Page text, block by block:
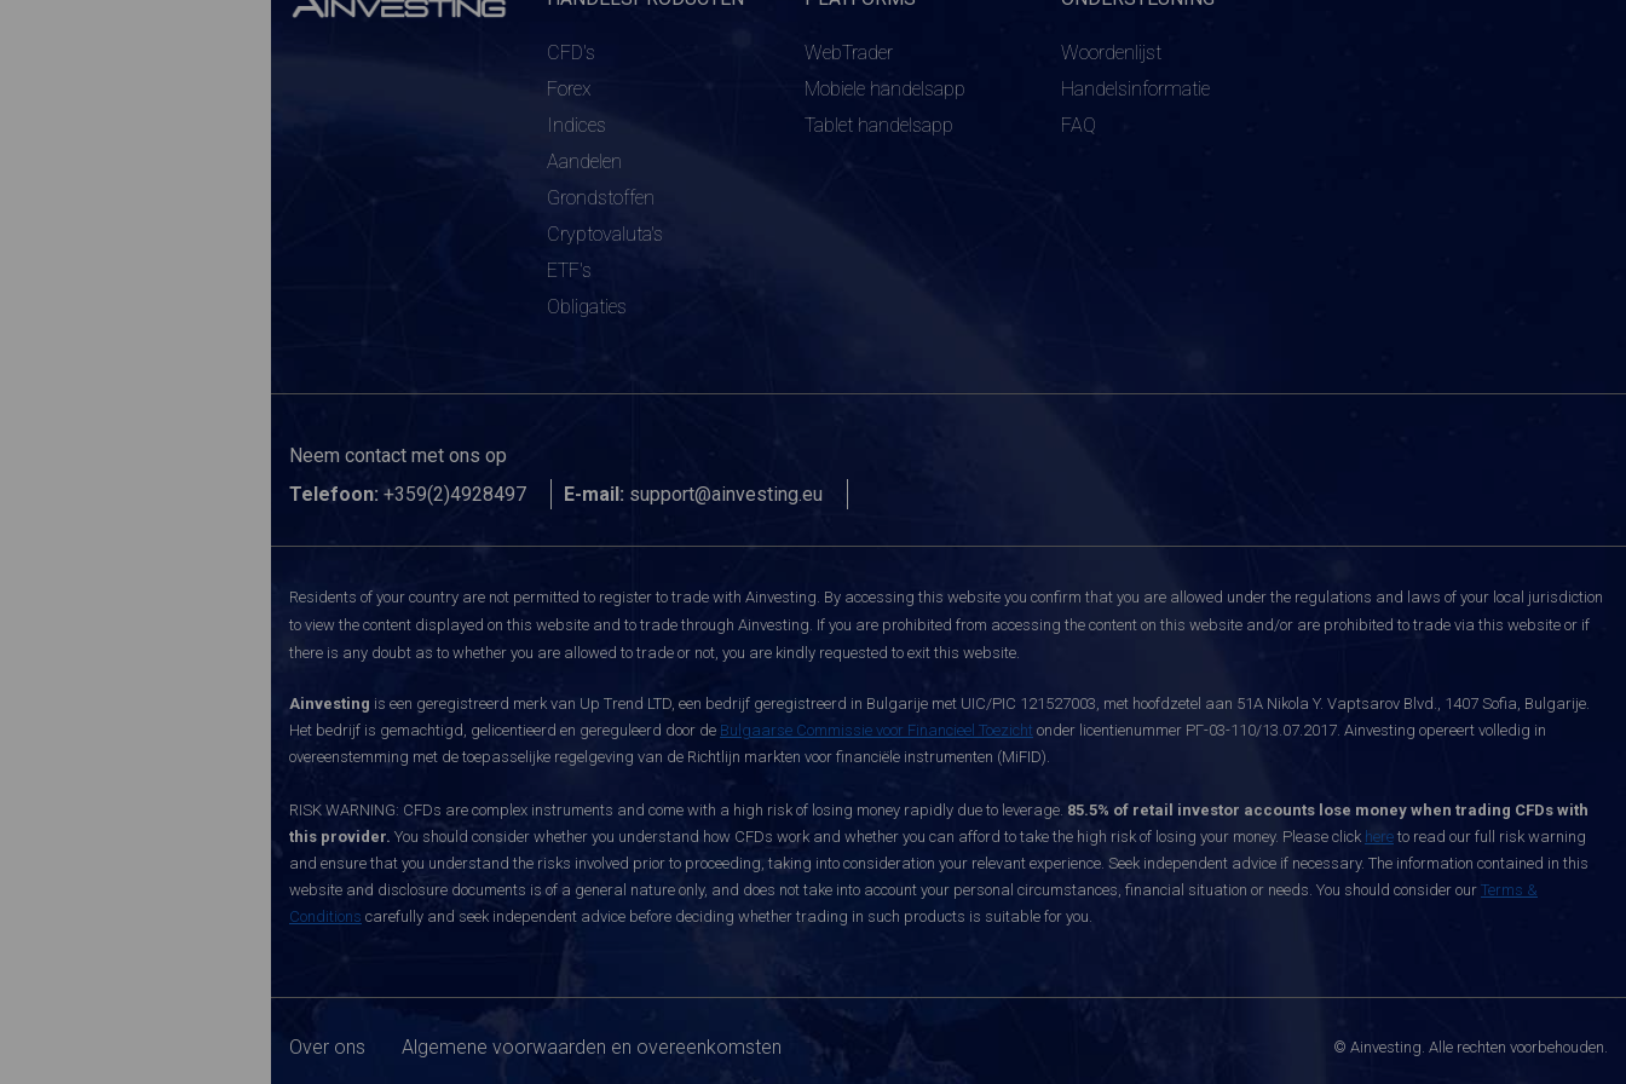
CFD's
Forex
Indices
Aandelen
Grondstoffen
Cryptovaluta's
ETF's
Obligaties
WebTrader
Mobiele handelsapp
Tablet handelsapp
Woordenlijst
Handelsinformatie
FAQ
Neem contact met ons op
Telefoon: +359(2)4928497 E-mail: support@ainvesting.eu
Residents of your country are not permitted to register to trade with Ainvesting. By accessing this website you confirm that you are allowed under the regulations and laws of your local jurisdiction
to view the content displayed on this website and to trade through Ainvesting. If you are prohibited from accessing the content on this website and/or are prohibited to trade via this website or if
there is any doubt as to whether you are allowed to trade or not, you are kindly requested to exit this website.
Ainvesting is een geregistreerd merk van Up Trend LTD, een bedrijf geregistreerd in Bulgarije met UIC/PIC 121527003, met hoofdzetel aan 51A Nikola Y. Vaptsarov Blvd., 1407 Sofia, Bulgarije.
Het bedrijf is gemachtigd, gelicentieerd en gereguleerd door de Bulgaarse Commissie voor Financieel Toezicht onder licentienummer РГ-03-110/13.07.2017. Ainvesting opereert volledig in
overeenstemming met de toepasselijke regelgeving van de Richtlijn markten voor financiële instrumenten (MiFID).
RISK WARNING: CFDs are complex instruments and come with a high risk of losing money rapidly due to leverage. 85.5% of retail investor accounts lose money when trading CFDs with
this provider. You should consider whether you understand how CFDs work and whether you can afford to take the high risk of losing your money. Please click here to read our full risk warning
and ensure that you understand the risks involved prior to proceeding, taking into consideration your relevant experience. Seek independent advice if necessary. The information contained in this
website and disclosure documents is of a general nature only, and does not take into account your personal circumstances, financial situation or needs. You should consider our Terms &
Conditions carefully and seek independent advice before deciding whether trading in such products is suitable for you.
Over ons Algemene voorwaarden en overeenkomsten © Ainvesting. Alle rechten voorbehouden.